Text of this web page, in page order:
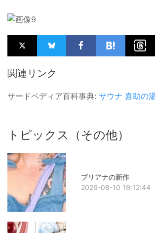
関連リンク
サードペディア百科事典: サウナ 喜助の
トピックス（その他）
ブリアナの新作
2026-08-10 19:12:44